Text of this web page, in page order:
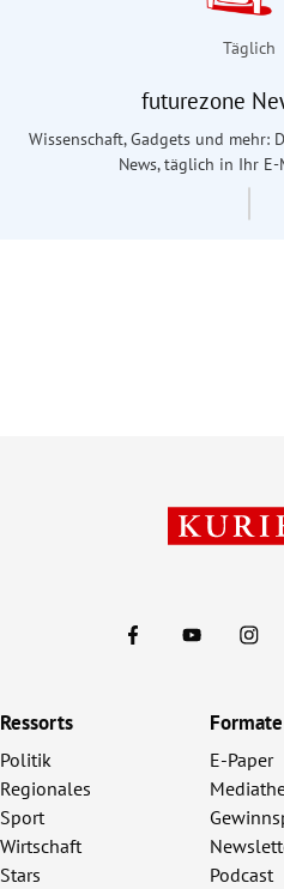
Täglich
futurezone
Wissenschaft, Gadgets und mehr:
News, täglich in Ihr E-
Ressorts
Politik
Regionales
Sport
Wirtschaft
Stars
Formate
E-Paper
Podcast